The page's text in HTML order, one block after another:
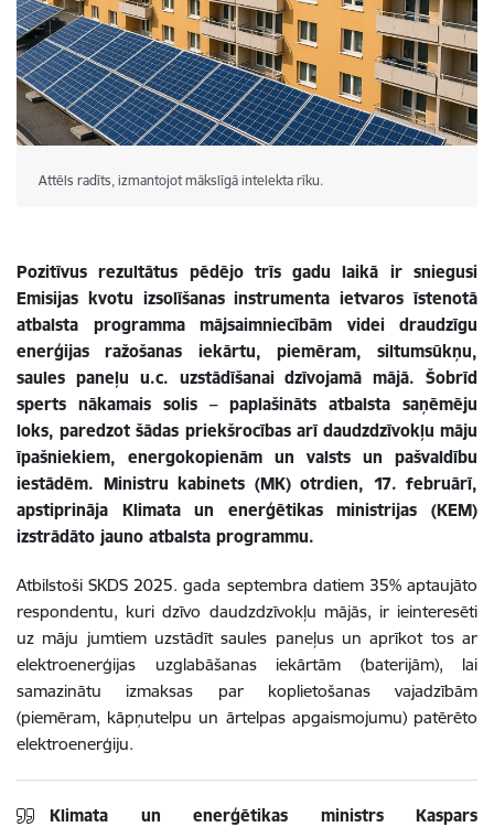
Attēls radīts, izmantojot mākslīgā intelekta rīku.
Pozitīvus rezultātus pēdējo trīs gadu laikā ir sniegusi
Emisijas kvotu izsolīšanas instrumenta ietvaros īstenotā
atbalsta programma mājsaimniecībām videi draudzīgu
enerģijas ražošanas iekārtu, piemēram, siltumsūkņu,
saules paneļu u.c. uzstādīšanai dzīvojamā mājā. Šobrīd
sperts nākamais solis – paplašināts atbalsta saņēmēju
loks, paredzot šādas priekšrocības arī daudzdzīvokļu māju
īpašniekiem, energokopienām un valsts un pašvaldību
iestādēm. Ministru kabinets (MK) otrdien, 17. februārī,
apstiprināja Klimata un enerģētikas ministrijas (KEM)
izstrādāto jauno atbalsta programmu.
Atbilstoši SKDS 2025. gada septembra datiem 35% aptaujāto
respondentu, kuri dzīvo daudzdzīvokļu mājās, ir ieinteresēti
uz māju jumtiem uzstādīt saules paneļus un aprīkot tos ar
elektroenerģijas uzglabāšanas iekārtām (baterijām), lai
samazinātu izmaksas par koplietošanas vajadzībām
(piemēram, kāpņutelpu un ārtelpas apgaismojumu) patērēto
elektroenerģiju.
Klimata un enerģētikas ministrs Kaspars